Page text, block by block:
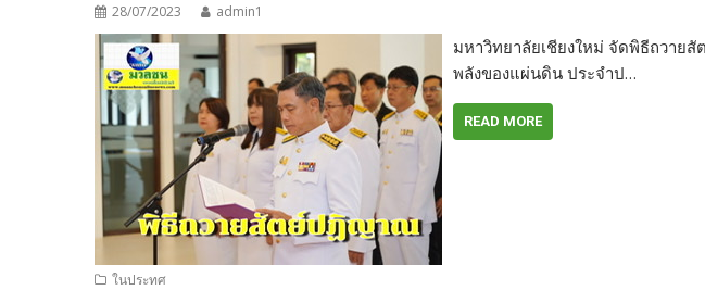
28/07/2023 admin1
มหาวิทยาลัยเชียงใหม่ จัดพิธีถวาย
พลังของแผ่นดิน ประจำป…
READ MORE
ในประทศ